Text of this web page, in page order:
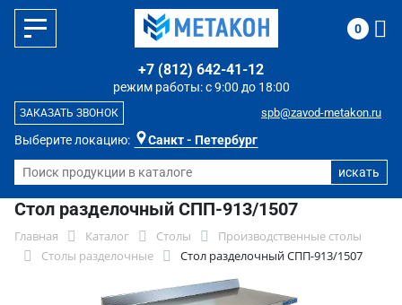
Выберите локацию: Санкт - Петербург
режим работы: с 9:00 до 18:00
+7 (812) 642-41-12
spb@zavod-metakon.ru
ЗАКАЗАТЬ ЗВОНОК
0
Стол разделочный СПП-913/1507
Главная Каталог Столы
Производственные столы
Столы разделочные
Стол разделочный СПП-913/1507